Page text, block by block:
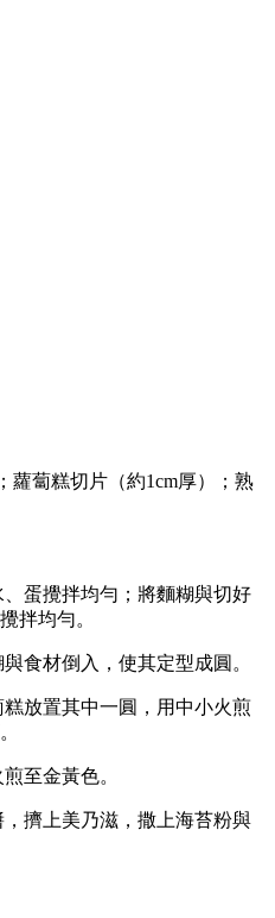
蘿蔔糕切片（約1cm厚）；熟
蛋攪拌均勻；將麵糊與切好
拌均勻。
食材倒入，使其定型成圓。
放置其中一圓，用中小火煎
至金黃色。
擠上美乃滋，撒上海苔粉與